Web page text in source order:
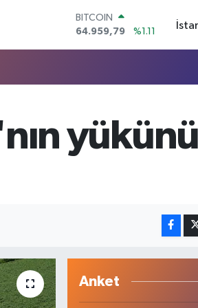
64.959,79
DOLAR
STERLİN
6660.55
%0.03
BİST100
13.779
Anket